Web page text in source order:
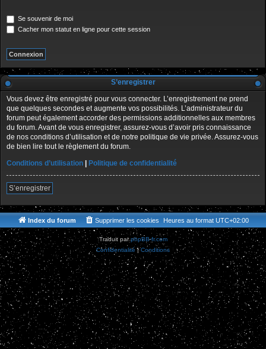
Se souvenir de moi
Cacher mon statut en ligne pour cette session
S’enregistrer
Vous devez être enregistré pour vous connecter. L’enregistrement ne prend
que quelques secondes et augmente vos possibilités. L’administrateur du
forum peut également accorder des permissions additionnelles aux membres
du forum. Avant de vous enregistrer, assurez-vous d’avoir pris connaissance
de nos conditions d’utilisation et de notre politique de vie privée. Assurez-vous
de bien lire tout le règlement du forum.
Conditions d’utilisation
Politique de confidentialité
S’enregistrer
Index du forum Heures au format UTC+02:00
Supprimer les cookies
Traduit parphpBB-fr.com
Confidentialité |Conditions